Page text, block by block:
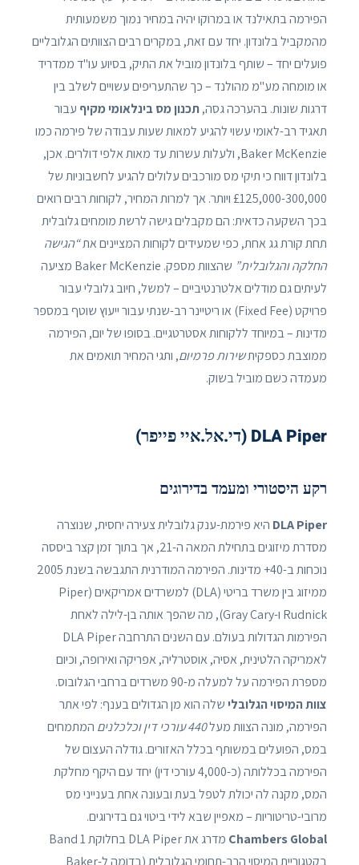
הפירמה בתאילנד או במרוקו יהיה במחיר נמוך משמעותית
מהמקביל בלונדון. יחד עם זאת, במקרים רבים הצוותים הגלובליים
פועלים יחד – שותף בלונדון מוביל את התיק, בסיוע עו"ד ממדריד
או מומחה מע"מ מהולנד – כך שהתעריפים עשויים לשלב בין
דרגות שונות. בהערכה גסה,תכנון מס בינלאומי מקיף עבור
תאגיד רב-לאומי עשוי להגיע למאות שעות עבודה של פירמה כמו
Baker McKenzie, ולעלות עשרות עד מאות אלפי דולרים. אכן,
בלונדון דווח כי תיקי מס מורכבים עלולים להגיע לחשבוניות של
£125,000-300,000 ויותר. אך למרות המחיר, לקוחות רבים רואים
בכך השקעה כדאית: הם מקבלים גישה לרשת מומחים גלובלית
תחת קורת גג אחת, כפי שמעידים לקוחות המציינים את“הגישה
החלקה והגלובלית”
שהצוות מספק. Baker McKenzie מציעה
לעיתים גם מודלים אלטרנטיביים – למשל, חיוב גלובלי עבור
פרויקט (Fixed Fee) או ריטיינר רב-שנתי עבור ייעוץ שוטף במספר
מדינות – במיוחד ללקוחות אסטרטגיים. בסופו של יום, הפירמה
ממוצבת כספקיתשירות פרמיום, ותגי המחיר תואמים את
מעמדה כשם מוביל בשוק.
DLA Piper (די.אל.איי פייפר)
רקע היסטורי ומעמד בדירוגים
DLA Piper היא פירמת-ענק גלובלית צעירה יחסית, שנוצרה
מסדרת מיזוגים בתחילת המאה ה-21, אך בתוך זמן קצר ביססה
נוכחות ב-40+ מדינות. הפירמה המודרנית התגבשה בשנת 2005
ממיזוג בין משרד בריטי (DLA) למשרדים אמריקאים (Piper
Rudnick ו-Gray Cary), מה שהפך אותה בן-לילה לאחת
הפירמות הגדולות בעולם. עם השנים התרחבה DLA Piper
לאמריקה הלטינית, אסיה, אוסטרליה, אפריקה ואירופה, וכיום
מספרת הפירמה על למעלה מ-90 משרדים ברחבי הגלובוס.
צוות המיסוי הגלובלי שלה הוא מן הגדולים בענף: לפי אתר
הפירמה, מונה הצוות מעל440 עורכי דין וכלכלנים
המתמחים
במס, הפועלים במשותף בכלל האזורים. גודלה העצום של
הפירמה בכללותה (כ-4,000 עורכי דין) יחד עם היקף מחלקת
המס, מקנה לה יכולת לטפל בעת ובעונה אחת בענייני מס
מרובי-טריטוריות – מאפיין שבא לידי ביטוי גם בדירוגים.
Chambers Global
מדרג את DLA Piper בחלוקת Band 1
בקטגוריית המיסוי הרב-תחומי הגלובלית (בדומה ל-Baker